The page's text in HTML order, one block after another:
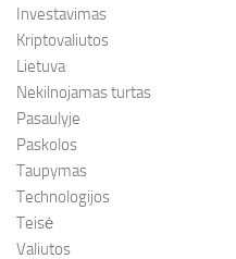
Investavimas
Kriptovaliutos
Lietuva
Nekilnojamas turtas
Pasaulyje
Paskolos
Taupymas
Technologijos
Teisė
Valiutos